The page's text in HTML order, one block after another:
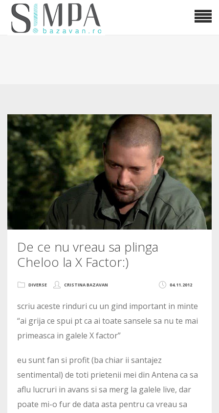
De ce nu vreau sa plinga
Cheloo la X Factor:)
04.11.2012
DIVERSE CRISTINA BAZAVAN
scriu aceste rinduri cu un gind important in minte
“ai grija ce spui pt ca ai toate sansele sa nu te mai
primeasca in galele X factor”
eu sunt fan si profit (ba chiar ii santajez
sentimental) de toti prietenii mei din Antena ca sa
aflu lucruri in avans si sa merg la galele live, dar
poate mi-o fur de data asta pentru ca vreau sa